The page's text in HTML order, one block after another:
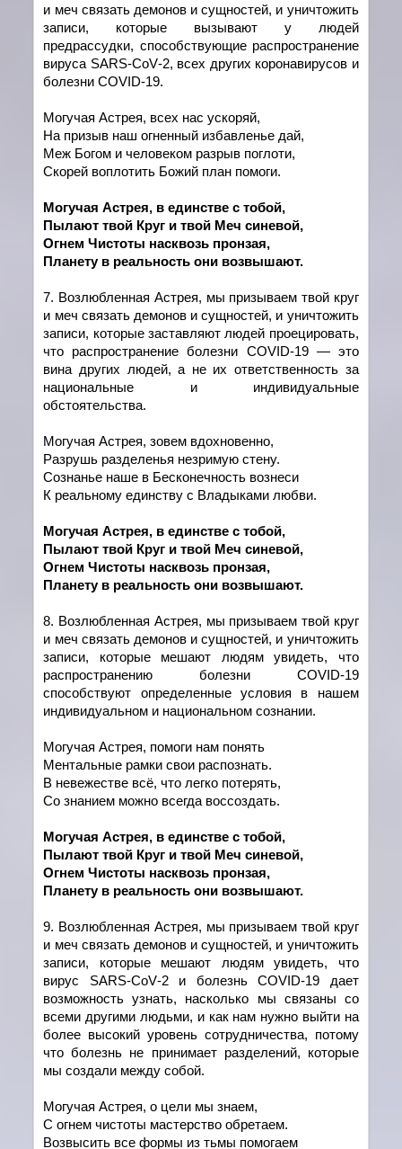
и меч связать демонов и сущностей, и уничтожить
записи, которые вызывают у людей
предрассудки, способствующие распространение
вируса SARS-CoV-2, всех других коронавирусов и
болезниCOVID-19.
Могучая Астрея, всех нас ускоряй,
На призыв наш огненный избавленье дай,
Меж Богом и человеком разрыв поглоти,
Скорей воплотить Божий план помоги.
Могучая Астрея, в единcтве с тобой,
Пылают твой Круг и твой Меч синевой,
Огнем Чистоты насквозь пронзая,
Планету в реальность они возвышают.
7. Возлюбленная Астрея, мы призываем твой круг
и меч связать демонов и сущностей, и уничтожить
записи, которые заставляют людей проецировать,
что распространение болезни COVID-19 — это
вина других людей, а не их ответственность за
национальные и индивидуальные
обстоятельства.
Могучая Астрея, зовем вдохновенно,
Разрушь разделенья незримую стену.
Сознанье наше в Бесконечность вознеси
К реальному единству с Владыками любви.
Могучая Астрея, в единcтве с тобой,
Пылают твой Круг и твой Меч синевой,
Огнем Чистоты насквозь пронзая,
Планету в реальность они возвышают.
8. Возлюбленная Астрея, мы призываем твой круг
и меч связать демонов и сущностей, и уничтожить
записи, которые мешают людям увидеть, что
распространению болезни COVID-19
способствуют определенные условия в нашем
индивидуальном и национальном сознании.
Могучая Астрея, помоги нам понять
Ментальные рамки свои распознать.
В невежестве всё, что легко потерять,
Со знанием можно всегда воссоздать.
Могучая Астрея, в единcтве с тобой,
Пылают твой Круг и твой Меч синевой,
Огнем Чистоты насквозь пронзая,
Планету в реальность они возвышают.
9. Возлюбленная Астрея, мы призываем твой круг
и меч связать демонов и сущностей, и уничтожить
записи, которые мешают людям увидеть, что
вирус SARS-CoV-2 и болезньCOVID-19 дает
возможность узнать, насколько мы связаны со
всеми другими людьми, и как нам нужно выйти на
более высокий уровень сотрудничества, потому
что болезнь не принимает разделений, которые
мы создали между собой.
Могучая Астрея, о цели мы знаем,
С огнем чистоты мастерство обретаем.
Возвысить все формы из тьмы помогаем